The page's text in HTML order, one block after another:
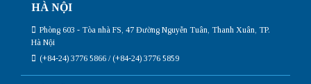
HÀ NỘI
Phòng 603 - Tòa nhà FS, 47 Đường Nguyễn Tuân, Thanh Xuân, TP.
Hà Nội
(+84-24) 3776 5866 / (+84-24) 3776 5859